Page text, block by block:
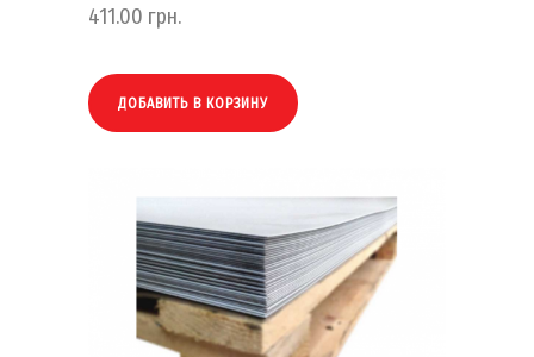
411.00 грн.
ДОБАВИТЬ В КОРЗИНУ